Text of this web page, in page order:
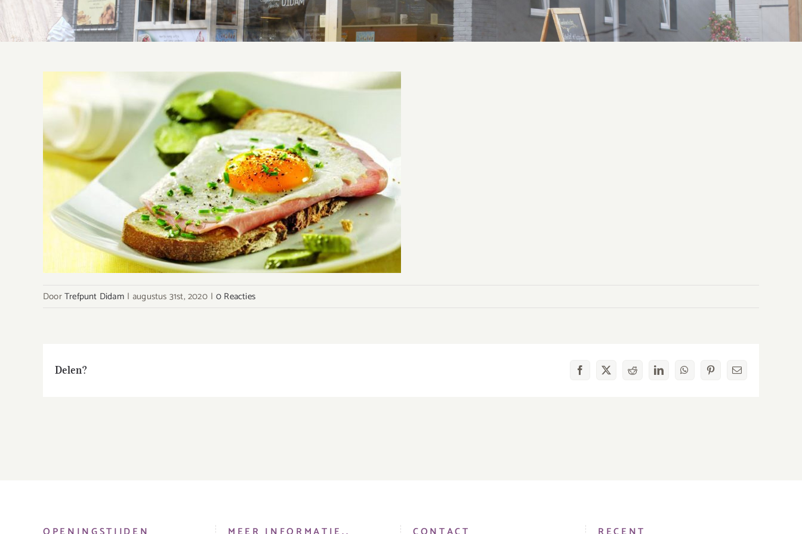
DoorTrefpunt Didam | augustus 31st, 2020 | 0 Reacties
Delen? Facebook
X RedditLinkedInWhatsAppPinterest
E-